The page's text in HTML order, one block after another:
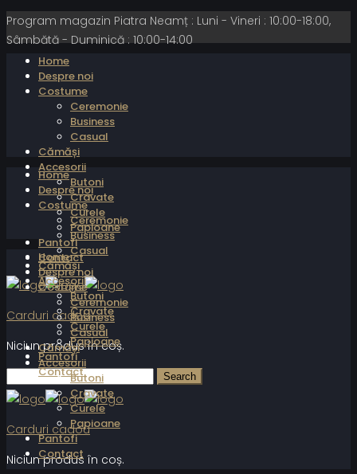
Program magazin Piatra Neamț : Luni - Vineri : 10:00-18:00,
Sâmbătă - Duminică : 10:00-14:00
Home
Despre noi
Costume
Ceremonie
Business
Casual
Cămăși
Accesorii
Butoni
Cravate
Curele
Papioane
Pantofi
Contact
Carduri cadou
Niciun produs în coș.
Home
Despre noi
Costume
Ceremonie
Business
Casual
Cămăși
Accesorii
Butoni
Cravate
Curele
Papioane
Pantofi
Contact
Carduri cadou
Niciun produs în coș.
Home
Despre noi
Costume
Ceremonie
Business
Casual
Cămăși
Accesorii
Butoni
Cravate
Curele
Papioane
Pantofi
Contact